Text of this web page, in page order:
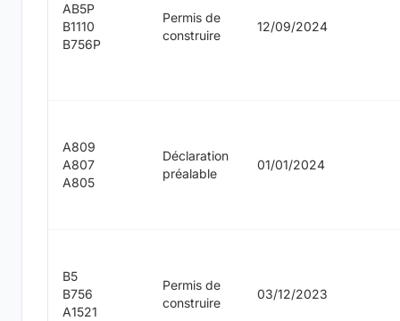
AB5P
B1110
B756P
Permis de
construire
12/09/2024
A809
A807
A805
Déclaration
préalable
01/01/2024
B5
B756
A1521
Permis de
construire
03/12/2023